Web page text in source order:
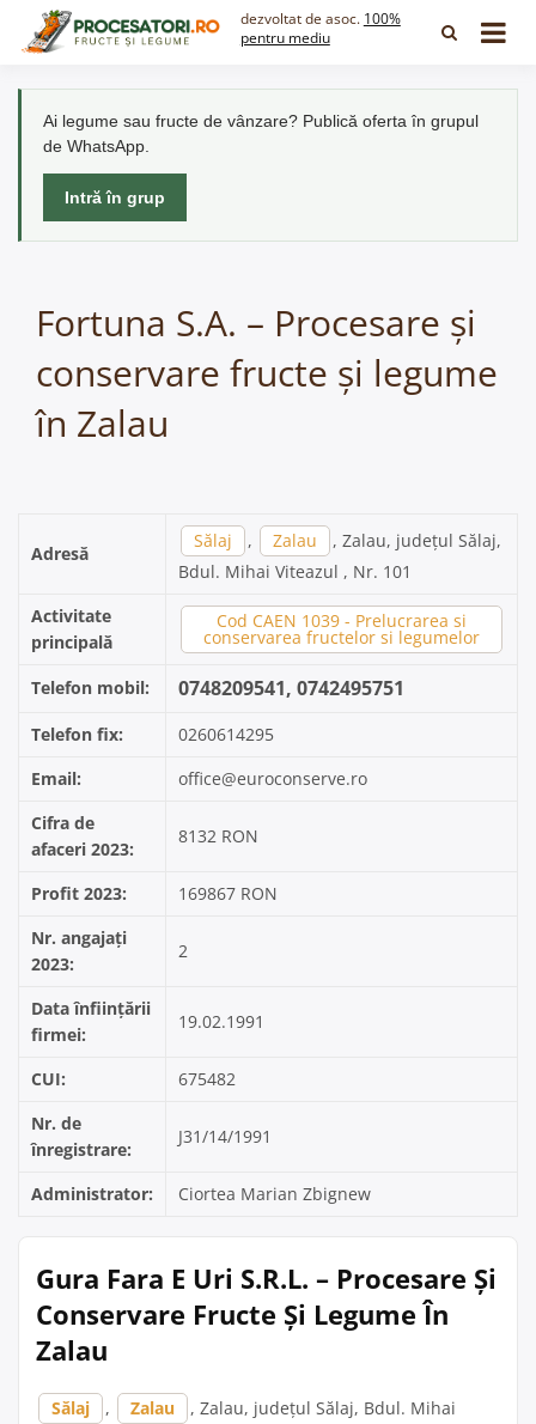
dezvoltat de asoc. 100%
pentru mediu
Ai legume sau fructe de vânzare? Publică oferta în grupul
de WhatsApp.
Intră în grup
Fortuna S.A. – Procesare și
conservare fructe și legume
în Zalau
Adresă
Sălaj , Zalau
, Zalau, județul Sălaj,
Bdul. Mihai Viteazul , Nr. 101
Activitate
principală
Cod CAEN 1039 - Prelucrarea si
conservarea fructelor si legumelor
Telefon mobil: 0748209541, 0742495751
Telefon fix:
0260614295
Email:
office@euroconserve.ro
Cifra de
afaceri 2023:
8132 RON
Profit 2023:
169867 RON
Nr. angajați
2023:
2
Data înființării
firmei:
19.02.1991
CUI:
675482
Nr. de
înregistrare:
J31/14/1991
Administrator: Ciortea Marian Zbignew
Gura Fara E Uri S.R.L. – Procesare Și
Conservare Fructe Și Legume În
Zalau
Sălaj , Zalau
, Zalau, județul Sălaj, Bdul. Mihai